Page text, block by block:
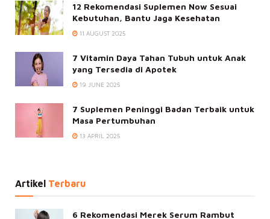
12 Rekomendasi Suplemen Now Sesuai
Kebutuhan, Bantu Jaga Kesehatan
11 AUGUST 2025
7 Vitamin Daya Tahan Tubuh untuk Anak
yang Tersedia di Apotek
19 JUNE 2025
7 Suplemen Peninggi Badan Terbaik untuk
Masa Pertumbuhan
13 APRIL 2025
Artikel Terbaru
6 Rekomendasi Merek Serum Rambut